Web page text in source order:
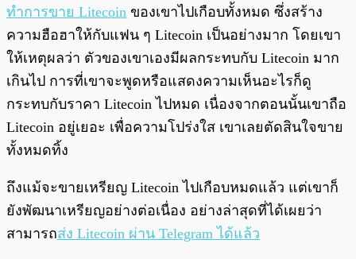
ทำการขาย Litecoin ของเขาไปเกือบทั้งหมด ซึ่งสร้าง
ความฮือฮาให้กับแฟน ๆ Litecoin เป็นอย่างมาก โดยเขา
ให้เหตุผลว่า ตัวของเขาเองมีผลกระทบกับ Litecoin มาก
เกินไป การที่เขาจะพูดหรือแสดงความเห็นอะไรก็ดู
กระทบกับราคา Litecoin ไปหมด เนื่องจากตอนนั้นเขาถือ
Litecoin อยู่เยอะ เพื่อความโปร่งใส เขาเลยตัดสินใจขาย
ทั้งหมดทิ้ง
ถึงแม้จะขายเหรียญ Litecoin ไปเกือบหมดแล้ว แต่เขาก็
ยังพัฒนาเหรียญอย่างต่อเนื่อง อย่างล่าสุดที่ได้เผยว่า
สามารถส่ง Litecoin ผ่าน Telegram ได้แล้ว